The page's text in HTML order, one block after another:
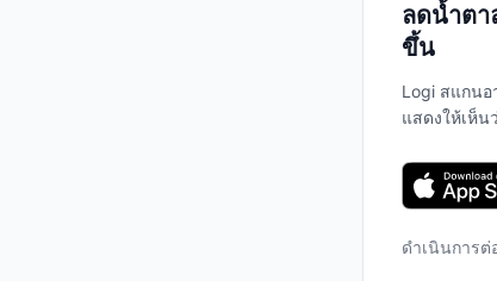
ลดน้ำตา
ขึ้น
Logi สแกน
แสดงให้เห็
ดำเนินการ